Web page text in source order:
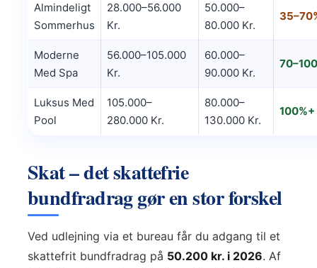
Almindeligt
Sommerhus
28.000–56.000
Kr.
50.000–
80.000 Kr.
Moderne
Med Spa
56.000–105.000
Kr.
60.000–
90.000 Kr.
Luksus Med
Pool
105.000–
280.000 Kr.
80.000–
130.000 Kr.
100%+
Skat – det skattefrie
bundfradrag gør en stor forskel
Ved udlejning via et bureau får du adgang til et
skattefrit bundfradrag på 50.200 kr. i 2026. Af